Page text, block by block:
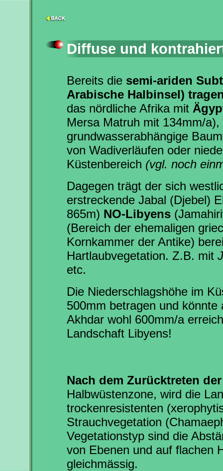
Diffuse und
Bereits die semi-ariden
Arabische Halbinsel)
das nördliche Afrika mit
Mersa Matruh mit 134mm/
grundwasserabhängige
von Wadiverläufen oder
Küstenbereich (vgl. noch
Dagegen trägt der sich
erstreckende Jabal (Djebel)
865m) NO-Libyens
(Bereich der ehemaligen
Kornkammer der Antike)
Hartlaubvegetation. Z.B. mit
etc.
Die Niederschlagshöhe im
500mm betragen und
Akhdar wohl 600mm/a
Landschaft Libyens!
Nach dem Zurücktreten
Halbwüstenzone, wird die
trockenresistenten
Strauchvegetation
Vegetationstyp sind die
von Ebenen und auf flachen
gleichmässig.